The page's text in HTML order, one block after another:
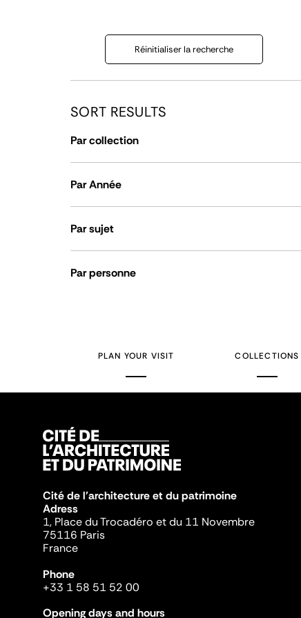
Réinitialiser la recherche
SORT RESULTS
Par collection
Par Année
Par sujet
Par personne
PLAN YOUR VISIT COLLECTIONS
Cité de l'architecture et du patrimoine
Adress
1, Place du Trocadéro et du 11 Novembre
75116 Paris
France
Phone
+33 1 58 51 52 00
Opening days and hours